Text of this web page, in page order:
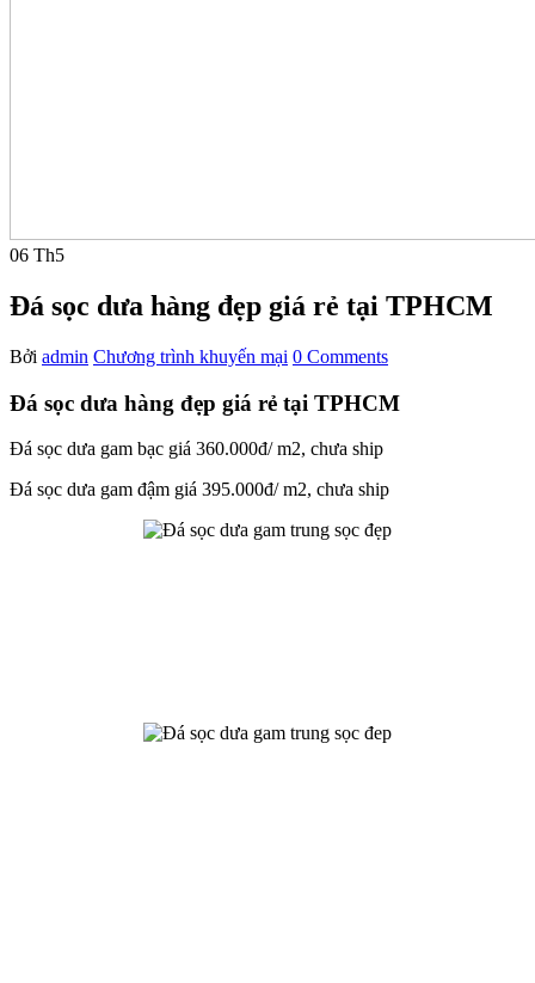
06 Th5
Đá sọc dưa hàng đẹp giá rẻ tại TPHCM
Bởi admin Chương trình khuyến mại 0 Comments
Đá sọc dưa hàng đẹp giá rẻ tại TPHCM
Đá sọc dưa gam bạc giá 360.000đ/ m2, chưa ship
Đá sọc dưa gam đậm giá 395.000đ/ m2, chưa ship